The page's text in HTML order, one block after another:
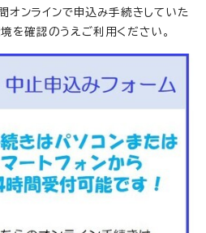
オンラインで申込み手続きしていた
を確認のうえご利用ください。